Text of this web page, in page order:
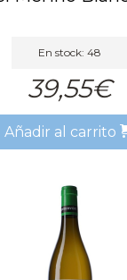
En stock: 48
39,55€
Añadir al carrito